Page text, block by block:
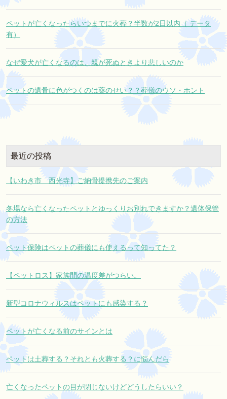
ペットが亡くなったらいつまでに火葬？半数が2日以内（ データ
有）
なぜ愛犬が亡くなるのは、親が死ぬときより悲しいのか
ペットの遺骨に色がつくのは薬のせい？？葬儀のウソ・ホント
最近の投稿
【いわき市 西光寺】ご納骨提携先のご案内
冬場なら亡くなったペットとゆっくりお別れできますか？遺体保管
の方法
ペット保険はペットの葬儀にも使えるって知ってた？
【ペットロス】家族間の温度差がつらい。
新型コロナウィルスはペットにも感染する？
ペットが亡くなる前のサインとは
ペットは土葬する？それとも火葬する？に悩んだら
亡くなったペットの目が閉じないけどどうしたらいい？